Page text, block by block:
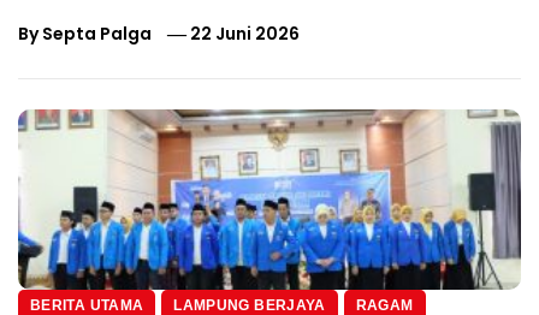
BySepta Palga 22 Juni 2026
BERITA UTAMA LAMPUNG BERJAYA RAGAM